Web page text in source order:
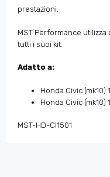
prestazioni.
MST Performance
tutti i suoi kit.
Adatto a:
Honda Civic (mk10)
Honda Civic (mk10)
MST-HD-CI1501